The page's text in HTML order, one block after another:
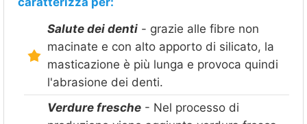
Salute dei denti - grazie alle fibre non
macinate e con alto apporto di silicato, la
masticazione è più lunga e provoca quindi
l'abrasione dei denti.
Verdure fresche - Nel processo di